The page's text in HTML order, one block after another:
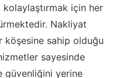
için her
Nakliyat
köşesine sahip olduğu
sayesinde
güvenliğini yerine